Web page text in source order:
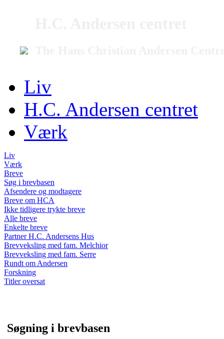
Liv
H.C. Andersen centret
Værk
Liv
Værk
Breve
Søg i brevbasen
Afsendere og modtagere
Breve om HCA
Ikke tidligere trykte breve
Alle breve
Enkelte breve
Partner H.C. Andersens Hus
Brevveksling med fam. Melchior
Brevveksling med fam. Serre
Rundt om Andersen
Forskning
Titler oversat
Søgning i brevbasen